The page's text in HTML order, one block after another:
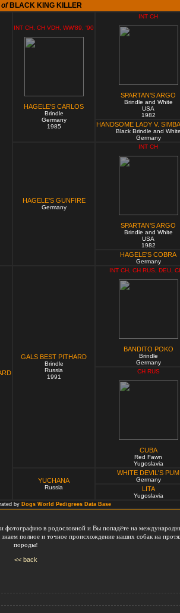
ofBLACK KING KILLER
INT CH, CH VDH, WW'89, '90
HAGELE'S CARLOS
Brindle
Germany
1985
INT CH
SPARTAN'S ARGO
Brindle and White
USA
1982
HANDSOME LADY V.
Black Brindle and White
Germany
HAGELE'S GUNFIRE
Germany
INT CH
SPARTAN'S ARGO
Brindle and White
USA
1982
HAGELE'S COBRA
Germany
GALS BEST PITHARD
Brindle
Russia
1991
INT CH, CH RUS, DEU,
BANDITO POKO
Brindle
Germany
CH RUS
CUBA
Red Fawn
Yugoslavia
YUCHANA
Russia
WHITE DEVIL'S PUM
Germany
LITA
Yugoslavia
by Dogs World Pedigrees Data Base
фотографию в родословной и Вы попадёте на
полное и точное происхождение наших собак на
породы!
<< back